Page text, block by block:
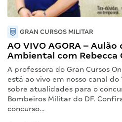
GRAN CURSOS MILITAR
AO VIVO AGORA – Aulão
Ambiental com Rebecca
A professora do Gran Cursos
está ao vivo em nosso canal
sobre atualidades para o
Bombeiros Militar do DF.
concurso…